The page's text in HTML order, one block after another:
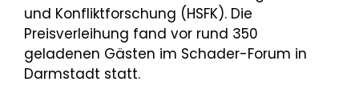
und Konfliktforschung (HSFK). Die
Preisverleihung fand vor rund 350
geladenen Gästen im Schader-Forum in
Darmstadt statt.